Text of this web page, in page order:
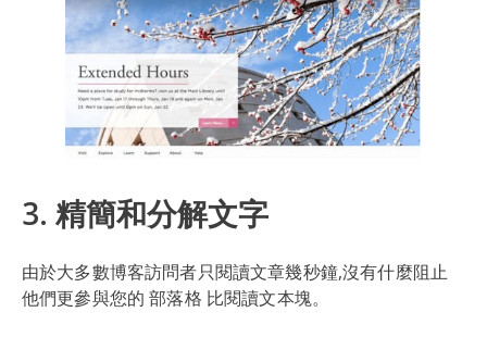
3. 精簡和分解文字
由於大多數博客訪問者只閱讀文章幾秒鐘,沒有什麼阻止
他們更參與您的 部落格 比閱讀文本塊。